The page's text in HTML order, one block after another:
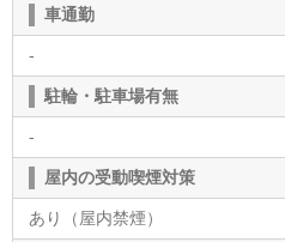
車通勤
-
駐輪・駐車場有無
-
屋内の受動喫煙対策
あり（屋内禁煙）